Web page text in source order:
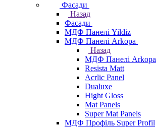
Фасади
Назад
Фасади
МДФ Панелі Yildiz
МДФ Панелі Arkopa
Назад
МДФ Панелі Arkopa
Resista Matt
Acrlic Panel
Dualuxe
Hight Gloss
Mat Panels
Super Mat Panels
МДФ Профіль Super Profil